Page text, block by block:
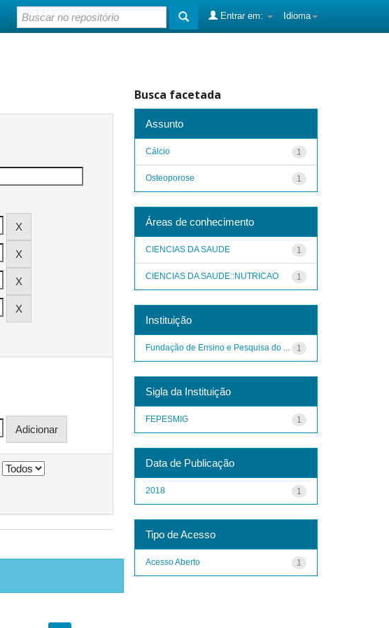
Idioma
Entrar em:
Busca facetada
Assunto
1
Cálcio
1
Osteoporose
Áreas de conhecimento
1
CIENCIAS DA SAUDE
1
CIENCIAS DA SAUDE::NUTRICAO
Instituição
1
Fundação de Ensino e Pesquisa do ...
Sigla da Instituição
1
FEPESMIG
Data de Publicação
1
2018
Tipo de Acesso
1
Acesso Aberto